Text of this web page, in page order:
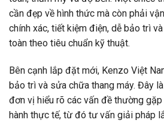
cần đẹp về hình thức mà còn phải
chính xác, tiết kiệm điện, dễ bảo trì
toàn theo tiêu chuẩn kỹ thuật.
Bên cạnh lắp đặt mới, Kenzo Việt
bảo trì và sửa chữa thang máy. Đây
đơn vị hiểu rõ các vấn đề thường
hành thực tế, từ đó tư vấn giải pháp